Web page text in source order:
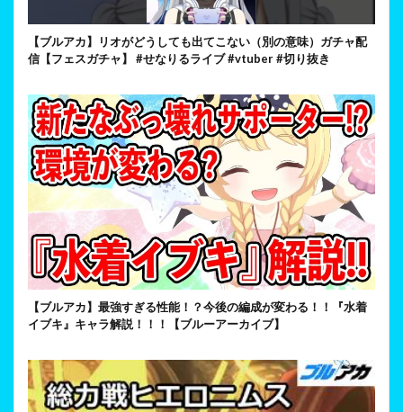
【ブルアカ】リオがどうしても出てこない（別の意味）ガチャ配
信【フェスガチャ】 #せなりるライブ #vtuber #切り抜き
【ブルアカ】最強すぎる性能！？今後の編成が変わる！！『水着
イブキ』キャラ解説！！！【ブルーアーカイブ】